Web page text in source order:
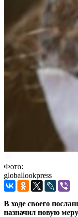
Фото:
globallookpress
В ходе своего
назначил новую